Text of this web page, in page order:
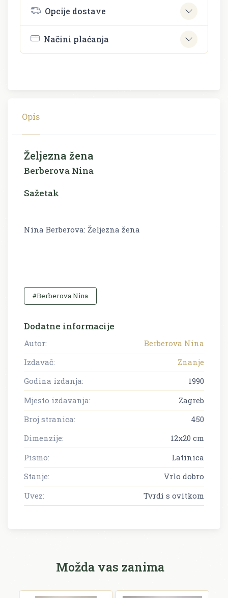
Opcije dostave
Načini plaćanja
Opis
Željezna žena
Berberova Nina
Sažetak
Nina Berberova: Željezna žena
#Berberova Nina
Dodatne informacije
Autor:
Berberova Nina
Izdavač:
Znanje
Godina izdanja:
1990
Mjesto izdavanja:
Zagreb
Broj stranica:
450
Dimenzije:
12x20 cm
Pismo:
Latinica
Stanje:
Vrlo dobro
Uvez:
Tvrdi s ovitkom
Možda vas zanima